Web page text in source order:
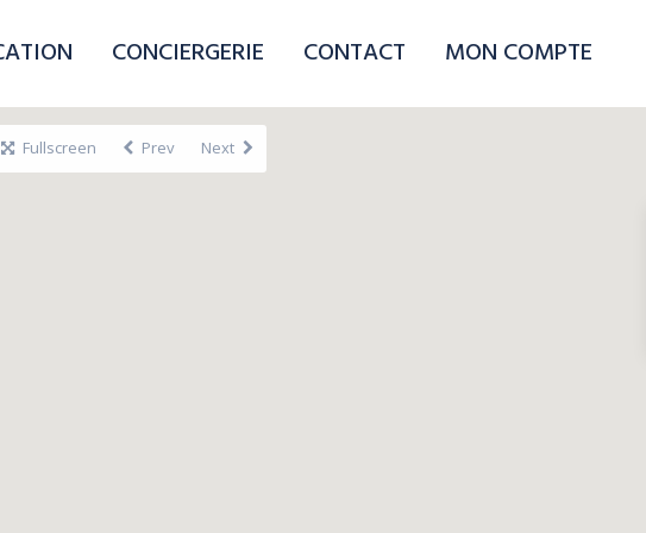
CONCIERGERIE CONTACT MON COMPTE
Fullscreen Prev Next